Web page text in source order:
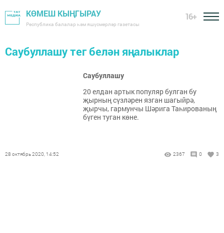
КӨМЕШ КЫҢГЫРАУ
Республика балалар һәм яшүсмерләр газетасы
16+
Саубуллашу тег белән яңалыклар
Саубуллашу
20 елдан артык популяр булган бу
җырның сүзләрен язган шагыйрә,
җырчы, гармунчы Шәрига Таһированың
бүген туган көне.
28 октябрь 2020, 14:52 2367 0 3